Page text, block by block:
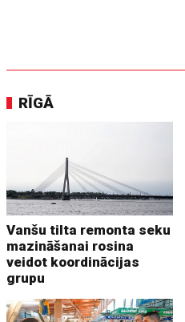
RĪGĀ
Vanšu tilta remonta seku
mazināšanai rosina
veidot koordinācijas
grupu